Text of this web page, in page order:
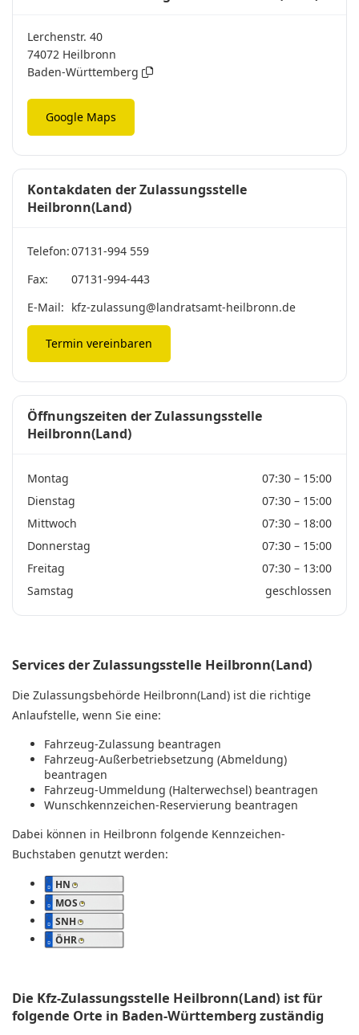
Lerchenstr. 40
74072 Heilbronn
Baden-Württemberg
Google Maps
Kontakdaten der Zulassungsstelle
Heilbronn(Land)
Telefon:07131-994 559
Fax:
07131-994-443
E-Mail: kfz-zulassung@landratsamt-heilbronn.de
Termin vereinbaren
Öffnungszeiten der Zulassungsstelle
Heilbronn(Land)
Montag
07:30 – 15:00
Dienstag
07:30 – 15:00
Mittwoch
07:30 – 18:00
Donnerstag
07:30 – 15:00
Freitag
07:30 – 13:00
Samstag
geschlossen
Services der Zulassungsstelle Heilbronn(Land)
Die Zulassungsbehörde Heilbronn(Land) ist die richtige
Anlaufstelle, wenn Sie eine:
Fahrzeug-Zulassung beantragen
Fahrzeug-Außerbetriebsetzung (Abmeldung)
beantragen
Fahrzeug-Ummeldung (Halterwechsel) beantragen
Wunschkennzeichen-Reservierung beantragen
Dabei können in Heilbronn folgende Kennzeichen-
Buchstaben genutzt werden:
HN
MOS
SNH
ÖHR
Die Kfz-Zulassungsstelle Heilbronn(Land) ist für
folgende Orte in Baden-Württemberg zuständig